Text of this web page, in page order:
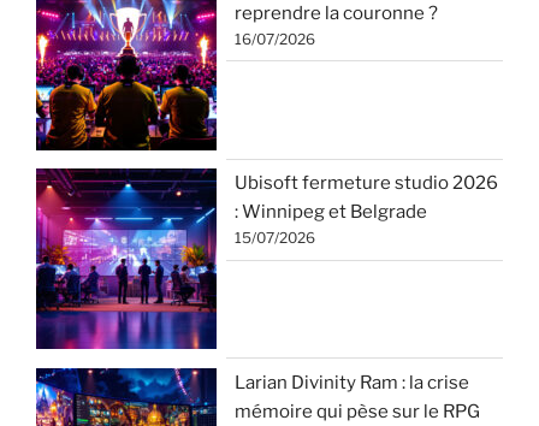
reprendre la couronne ?
16/07/2026
Ubisoft fermeture studio 2026
: Winnipeg et Belgrade
15/07/2026
Larian Divinity Ram : la crise
mémoire qui pèse sur le RPG